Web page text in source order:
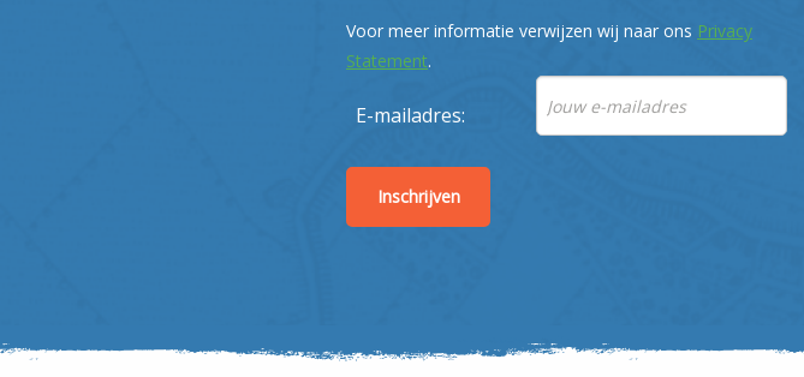
Voor meer informatie verwijzen wij naar ons Privacy
Statement.
E-mailadres: